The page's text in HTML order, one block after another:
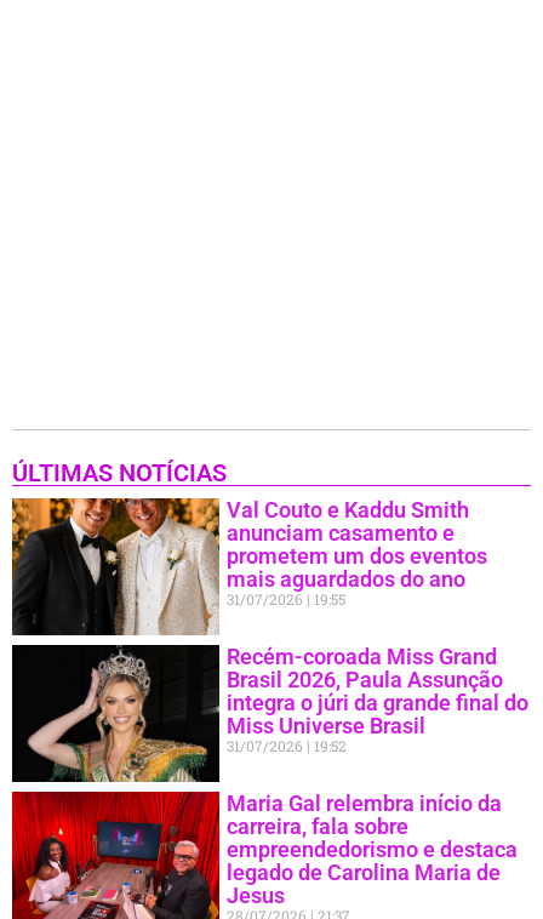
ÚLTIMAS NOTÍCIAS
Val Couto e Kaddu Smith
anunciam casamento e
prometem um dos eventos
mais aguardados do ano
31/07/2026 19:55
Recém-coroada Miss Grand
Brasil 2026, Paula Assunção
integra o júri da grande final do
Miss Universe Brasil
31/07/2026 19:52
Maria Gal relembra início da
carreira, fala sobre
empreendedorismo e destaca
legado de Carolina Maria de
Jesus